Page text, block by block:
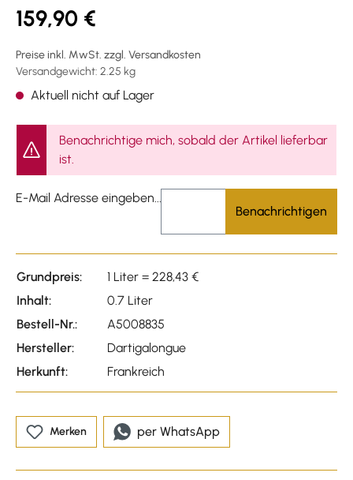
159,90 €
Preise inkl. MwSt. zzgl. Versandkosten
Versandgewicht: 2.25 kg
Aktuell nicht auf Lager
Benachrichtige mich, sobald der Artikel lieferbar
ist.
E-Mail Adresse eingeben...
Benachrichtigen
Grundpreis:
1 Liter = 228,43 €
Inhalt:
0.7 Liter
Bestell-Nr.:
A5008835
Hersteller:
Dartigalongue
Herkunft:
Frankreich
Merken per WhatsApp